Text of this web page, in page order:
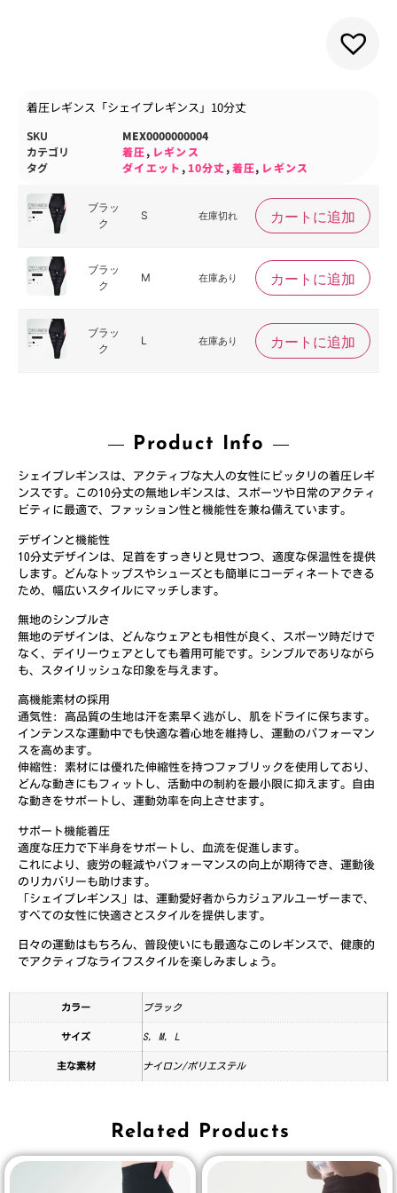
着圧レギンス「シェイプレギンス」10分丈
SKU
MEX0000000004
カテゴリ
着圧, レギンス
タグ
ダイエット , 10分丈,着圧, レギンス
ブラッ
ク
S 在庫切れ カートに追加
ブラッ
ク
M 在庫あり カートに追加
ブラッ
ク
L 在庫あり カートに追加
Product Info
シェイプレギンスは、アクティブな大人の女性にピッタリの着圧レギ
ンスです。この10分丈の無地レギンスは、スポーツや日常のアクティ
ビティに最適で、ファッション性と機能性を兼ね備えています。
デザインと機能性
10分丈デザインは、足首をすっきりと見せつつ、適度な保温性を提供
します。どんなトップスやシューズとも簡単にコーディネートできる
ため、幅広いスタイルにマッチします。
無地のシンプルさ
無地のデザインは、どんなウェアとも相性が良く、スポーツ時だけで
なく、デイリーウェアとしても着用可能です。シンプルでありながら
も、スタイリッシュな印象を与えます。
高機能素材の採用
通気性: 高品質の生地は汗を素早く逃がし、肌をドライに保ちます。
インテンスな運動中でも快適な着心地を維持し、運動のパフォーマン
スを高めます。
伸縮性: 素材には優れた伸縮性を持つファブリックを使用しており、
どんな動きにもフィットし、活動中の制約を最小限に抑えます。自由
な動きをサポートし、運動効率を向上させます。
サポート機能着圧
適度な圧力で下半身をサポートし、血流を促進します。
これにより、疲労の軽減やパフォーマンスの向上が期待でき、運動後
のリカバリーも助けます。
「シェイプレギンス」は、運動愛好者からカジュアルユーザーまで、
すべての女性に快適さとスタイルを提供します。
日々の運動はもちろん、普段使いにも最適なこのレギンスで、健康的
でアクティブなライフスタイルを楽しみましょう。
カラー ブラック
サイズ S, M, L
主な素材 ナイロン/ポリエステル
Related Products